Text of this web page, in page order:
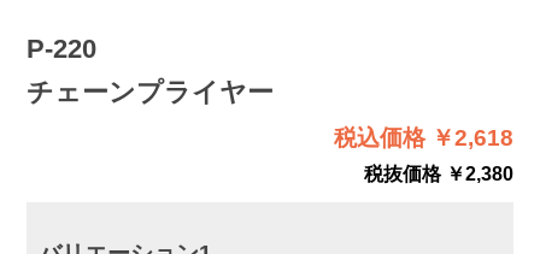
P-220
チェーンプライヤー
税込価格 ￥2,618
税抜価格 ￥2,380